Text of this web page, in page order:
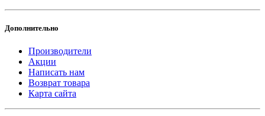
Дополнительно
Производители
Акции
Написать нам
Возврат товара
Карта сайта